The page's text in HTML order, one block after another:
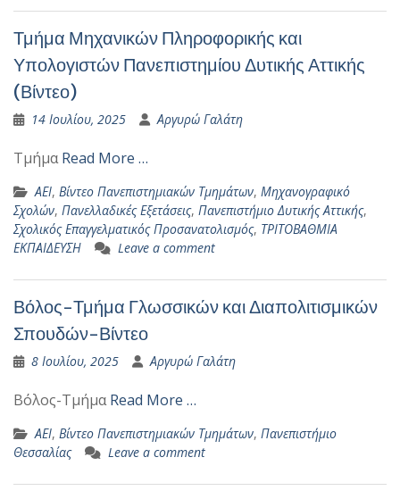
Τμήμα Μηχανικών Πληροφορικής και
Υπολογιστών Πανεπιστημίου Δυτικής Αττικής
(Βίντεο)
14 Ιουλίου, 2025 Αργυρώ Γαλάτη
ΤμήμαRead More …
ΑΕΙ, Βίντεο Πανεπιστημιακών Τμημάτων, Μηχανογραφικό
Σχολών, Πανελλαδικές Εξετάσεις, Πανεπιστήμιο Δυτικής Αττικής,
Σχολικός Επαγγελματικός Προσανατολισμός, ΤΡΙΤΟΒΑΘΜΙΑ
ΕΚΠΑΙΔΕΥΣΗ
Leave a comment
Βόλος-Τμήμα Γλωσσικών και Διαπολιτισμικών
Σπουδών-Βίντεο
8 Ιουλίου, 2025 Αργυρώ Γαλάτη
Βόλος-ΤμήμαRead More …
ΑΕΙ, Βίντεο Πανεπιστημιακών Τμημάτων, Πανεπιστήμιο
Θεσσαλίας
Leave a comment